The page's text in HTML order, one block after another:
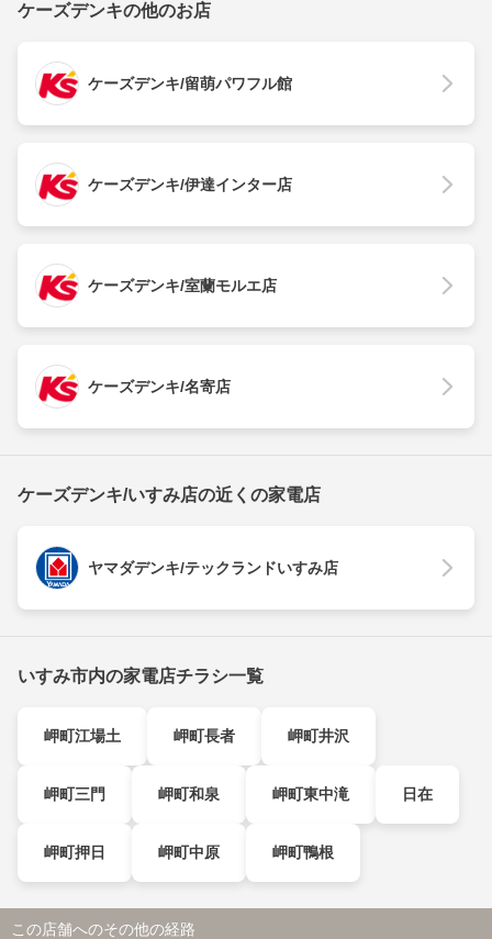
ケーズデンキの他のお店
ケーズデンキ/留萌パワフル館
ケーズデンキ/伊達インター店
ケーズデンキ/室蘭モルエ店
ケーズデンキ/名寄店
ケーズデンキ/いすみ店の近くの家電店
ヤマダデンキ/テックランドいすみ店
いすみ市内の家電店チラシ一覧
岬町江場土 岬町長者 岬町井沢
岬町三門 岬町和泉 岬町東中滝 日在
岬町押日 岬町中原 岬町鴨根
この店舗へのその他の経路